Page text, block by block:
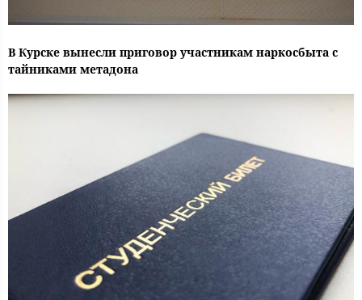
В Курске вынесли приговор участникам наркосбыта с
тайниками метадона